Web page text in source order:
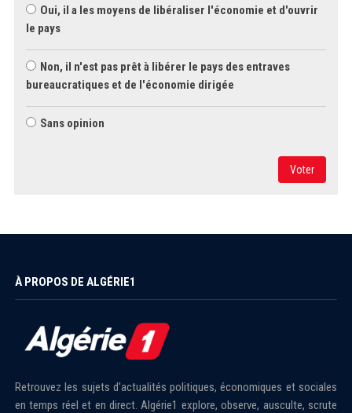
Oui, il a les moyens de libéraliser l'économie et d'ouvrir
le pays
Non, il n'est pas prêt à libérer le pays des entraves
bureaucratiques et de l'économie dirigée
Sans opinion
Voter
À PROPOS DE ALGÉRIE1
Retrouvez les sujets d'actualités politiques, économiques et sociales
en temps réel et en direct. Algérie1 explore, observe, ausculte, scrute